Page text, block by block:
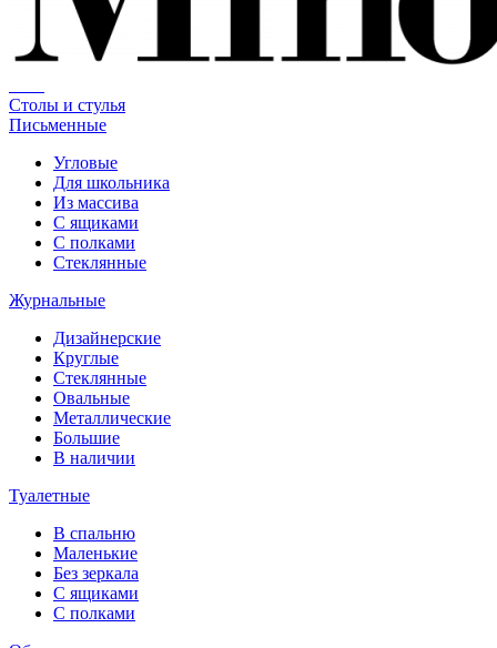
Столы и стулья
Письменные
Угловые
Для школьника
Из массива
С ящиками
С полками
Стеклянные
Журнальные
Дизайнерские
Круглые
Стеклянные
Овальные
Металлические
Большие
В наличии
Туалетные
В спальню
Маленькие
Без зеркала
С ящиками
С полками